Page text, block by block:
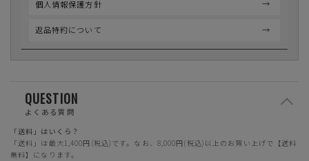
個人情報保護方針
返品特約について
QUESTION
よくある質問
「送料」はいくら？
「送料」は最大1,400円(税込)です。なお、8,000円(税込)以上のお買い上げで【送料
無料】になります。